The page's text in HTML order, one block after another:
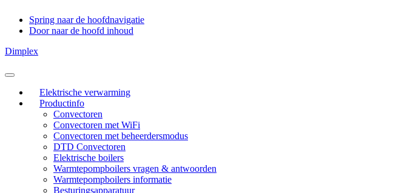
Spring naar de hoofdnavigatie
Door naar de hoofd inhoud
Dimplex
Header
RechtsElektrische verwarming
Productinfo
Convectoren
Convectoren met WiFi
Convectoren met beheerdersmodus
DTD Convectoren
Elektrische boilers
Warmtepompboilers vragen & antwoorden
Warmtepompboilers informatie
Besturingsapparatuur